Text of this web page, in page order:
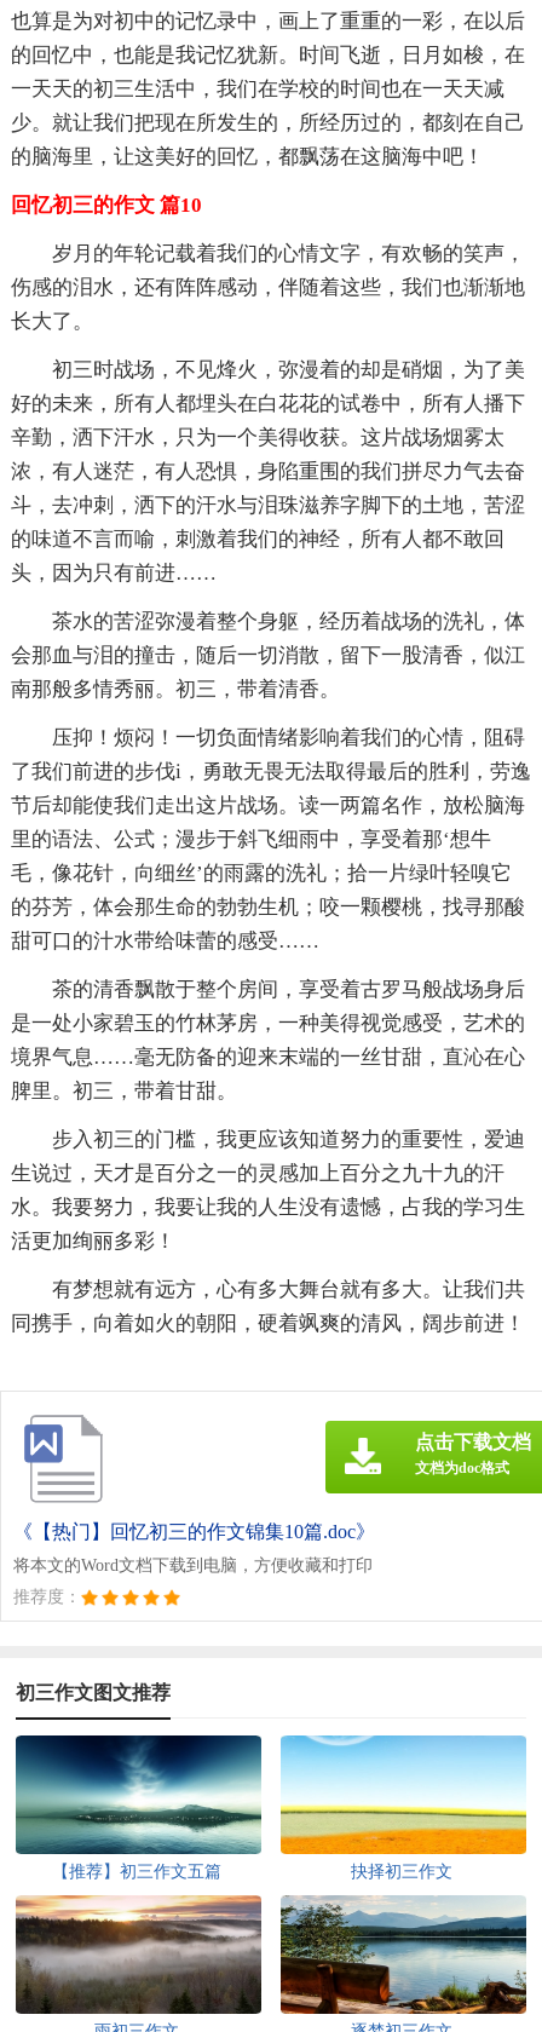
也算是为对初中的记忆录中，画上了重重的一彩，在以后
的回忆中，也能是我记忆犹新。时间飞逝，日月如梭，在
一天天的初三生活中，我们在学校的时间也在一天天减
少。就让我们把现在所发生的，所经历过的，都刻在自己
的脑海里，让这美好的回忆，都飘荡在这脑海中吧！
回忆初三的作文 篇10
岁月的年轮记载着我们的心情文字，有欢畅的笑声，
伤感的泪水，还有阵阵感动，伴随着这些，我们也渐渐地
长大了。
初三时战场，不见烽火，弥漫着的却是硝烟，为了美
好的未来，所有人都埋头在白花花的试卷中，所有人播下
辛勤，洒下汗水，只为一个美得收获。这片战场烟雾太
浓，有人迷茫，有人恐惧，身陷重围的我们拼尽力气去奋
斗，去冲刺，洒下的汗水与泪珠滋养字脚下的土地，苦涩
的味道不言而喻，刺激着我们的神经，所有人都不敢回
头，因为只有前进……
茶水的苦涩弥漫着整个身躯，经历着战场的洗礼，体
会那血与泪的撞击，随后一切消散，留下一股清香，似江
南那般多情秀丽。初三，带着清香。
压抑！烦闷！一切负面情绪影响着我们的心情，阻碍
了我们前进的步伐i，勇敢无畏无法取得最后的胜利，劳逸
节后却能使我们走出这片战场。读一两篇名作，放松脑海
里的语法、公式；漫步于斜飞细雨中，享受着那‘想牛
毛，像花针，向细丝’的雨露的洗礼；拾一片绿叶轻嗅它
的芬芳，体会那生命的勃勃生机；咬一颗樱桃，找寻那酸
甜可口的汁水带给味蕾的感受……
茶的清香飘散于整个房间，享受着古罗马般战场身后
是一处小家碧玉的竹林茅房，一种美得视觉感受，艺术的
境界气息……毫无防备的迎来末端的一丝甘甜，直沁在心
脾里。初三，带着甘甜。
步入初三的门槛，我更应该知道努力的重要性，爱迪
生说过，天才是百分之一的灵感加上百分之九十九的汗
水。我要努力，我要让我的人生没有遗憾，占我的学习生
活更加绚丽多彩！
有梦想就有远方，心有多大舞台就有多大。让我们共
同携手，向着如火的朝阳，硬着飒爽的清风，阔步前进！
《【热门】回忆初三的作文锦集10篇.doc》
将本文的Word文档下载到电脑，方便收藏和打印
推荐度：
点击下载文档
文档为doc格式
初三作文图文推荐
【推荐】初三作文五篇 抉择初三作文